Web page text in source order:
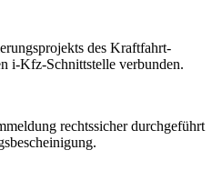
des Kraftfahrt-
i-Kfz-Schnittstelle verbunden.
rechtssicher durchgeführt